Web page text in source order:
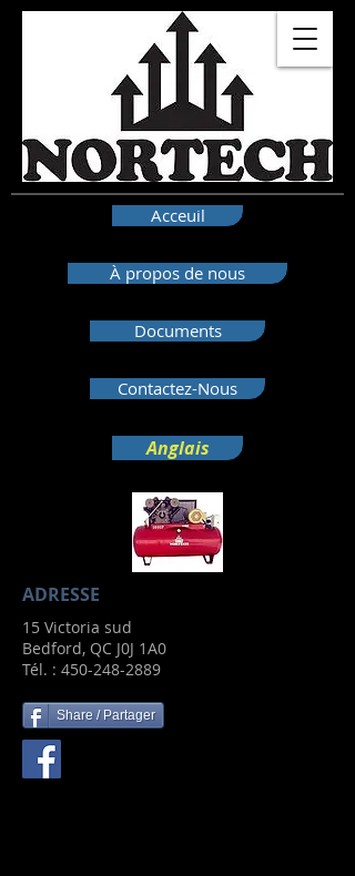
Acceuil
À propos de nous
Documents
Contactez-Nous
Anglais
ADRESSE
15 Victoria sud
Bedford, QC J0J 1A0
Tél. : 450-248-2889
Share / Partager